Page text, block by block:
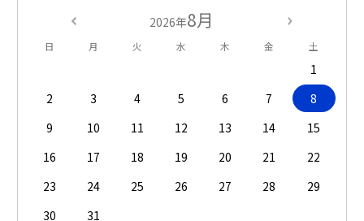
2026年8月
日 月 火 水 木 金 土
1
2
3 4 5 6 7
8
9
10 11 12 13 14
15
16
17 18 19 20 21
22
23
24 25 26 27 28
29
30
31